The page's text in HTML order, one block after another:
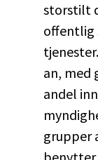
storstilt
offentlig
an, med
andel
grupper